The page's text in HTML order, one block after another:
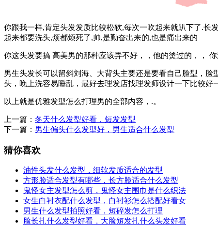
你跟我一样,肯定头发发质比较松软,每次一吹起来就趴下了.长
起来都要洗头,烦都烦死了,帅,是勤奋出来的,也是痛出来的
你这头发要搞 高美男的那种应该弄不好，，他的烫过的，，
男生头发长可以留斜刘海、大背头主要还是要看自己脸型，
头，晚上洗容易睡乱，最好去理发店找理发师设计一下比较好
以上就是优雅发型怎么打理男的全部内容，.。
上一篇： 冬天什么发型好看，短发发型
下一篇： 男生偏头什么发型好，男生适合什么发型
猜你喜欢
油性头发什么发型，细软发质适合的发型
方形脸适合发型有哪些，长方脸适合什么发型
鬼怪女主发型怎么剪，鬼怪女主围巾是什么织法
女生白衬衣配什么发型，白衬衫怎么搭配好看女
男生什么发型拍照好看，短碎发怎么打理
脸长扎什么发型好看，大脸短发扎什么头发好看